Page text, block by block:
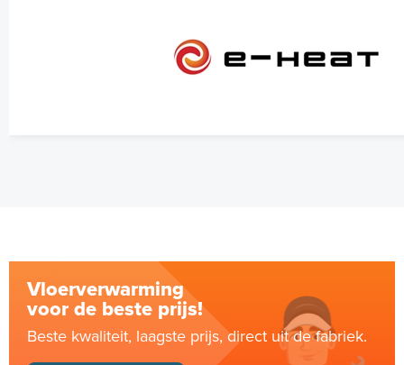
Vloerverwarming
voor de beste prijs!
Beste kwaliteit, laagste prijs, direct uit de fabriek.